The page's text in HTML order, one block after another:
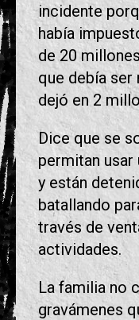
incidente
había
de 20
que debía ser
dejó en 2
Dice que se
permitan
y están
batallando
través de
actividades.
La familia no
gravámenes